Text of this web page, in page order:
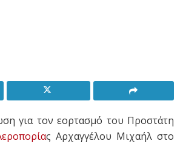
για τον εορτασμό του Προστάτη
ς Αρχαγγέλου Μιχαήλ στο